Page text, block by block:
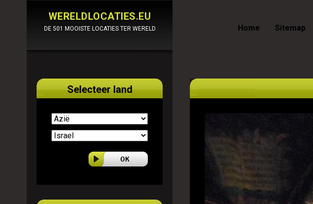
WERELDLOCATIES.EU
DE 501 MOOISTE LOCATIES TER WERELD
Selecteer land
Home Sitemap